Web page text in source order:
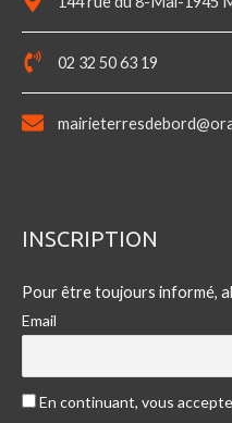
02 32 50 63 19
INSCRIPTION
Pour être toujours informé,
Email
En continuant, vous